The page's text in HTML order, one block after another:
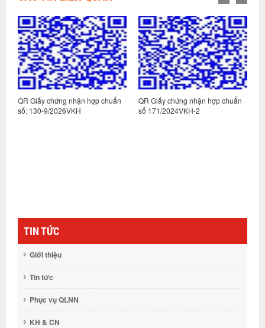
QR Giấy chứng nhận hợp chuẩn
số: 130-9/2026VKH
QR Giấy chứng nhận hợp chuẩn
số 171/2024VKH-2
TIN TỨC
Giới thiệu
Tin tức
Phục vụ QLNN
KH & CN